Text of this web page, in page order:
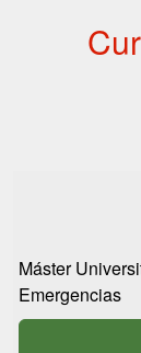
Máster
Emergencias